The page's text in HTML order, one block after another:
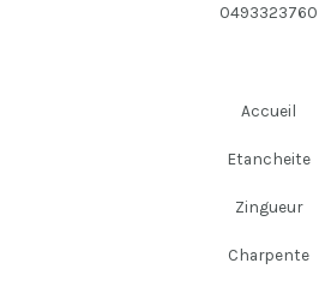
0493323760
Accueil
Etancheite
Zingueur
Charpente